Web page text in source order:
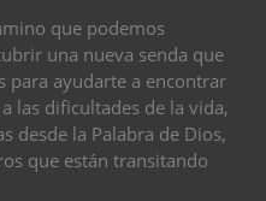
que podemos
una nueva senda que
para ayudarte a encontrar
las dificultades de la vida,
desde la Palabra de Dios,
que están transitando